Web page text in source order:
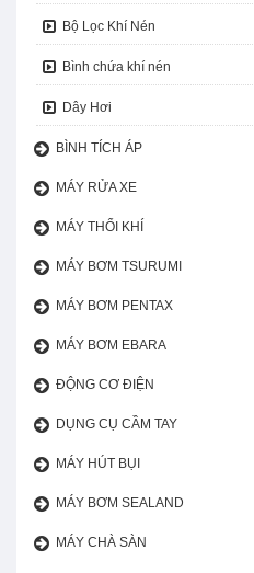
Bộ Lọc Khí Nén
Bình chứa khí nén
Dây Hơi
BÌNH TÍCH ÁP
MÁY RỬA XE
MÁY THỔI KHÍ
MÁY BƠM TSURUMI
MÁY BƠM PENTAX
MÁY BƠM EBARA
ĐỘNG CƠ ĐIỆN
DỤNG CỤ CẦM TAY
MÁY HÚT BỤI
MÁY BƠM SEALAND
MÁY CHÀ SÀN